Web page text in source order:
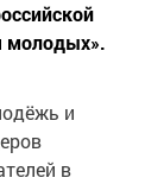
молодых».
и
в